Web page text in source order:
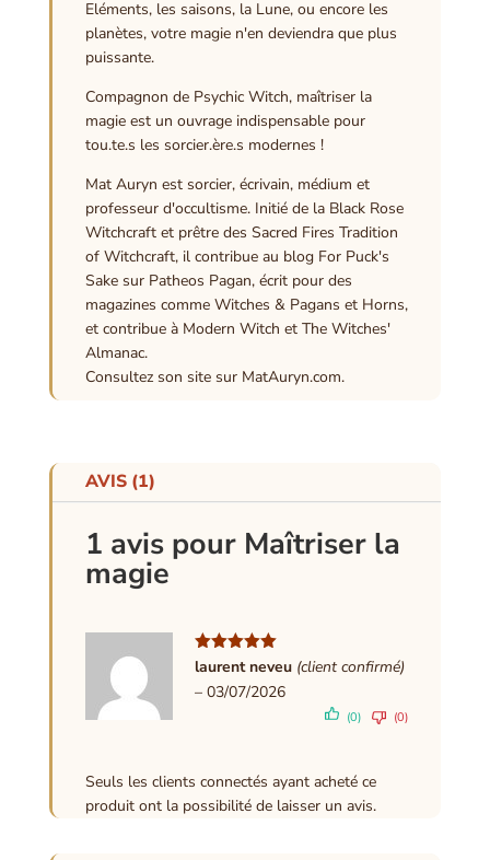
Eléments, les saisons, la Lune, ou encore les
planètes, votre magie n'en deviendra que plus
puissante.
Compagnon de Psychic Witch, maîtriser la
magie est un ouvrage indispensable pour
tou.te.s les sorcier.ère.s modernes !
Mat Auryn est sorcier, écrivain, médium et
professeur d'occultisme. Initié de la Black Rose
Witchcraft et prêtre des Sacred Fires Tradition
of Witchcraft, il contribue au blog For Puck's
Sake sur Patheos Pagan, écrit pour des
magazines comme Witches & Pagans et Horns,
et contribue à Modern Witch et The Witches'
Almanac.
Consultez son site sur MatAuryn.com.
AVIS (1)
1 avis pour Maîtriser la
magie
Note5sur
laurent neveu (client confirmé)
– 03/07/2026
(0) (0)
Seuls les clients connectés ayant acheté ce
produit ont la possibilité de laisser un avis.